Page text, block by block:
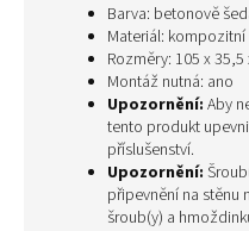
Barva: betonově
Materiál:
Rozměry: 105 x 35,5
Montáž nutná: ano
Upozornění: Aby
tento produkt
příslušenství.
Upozornění:
připevnění na stěnu
šroub(y) a